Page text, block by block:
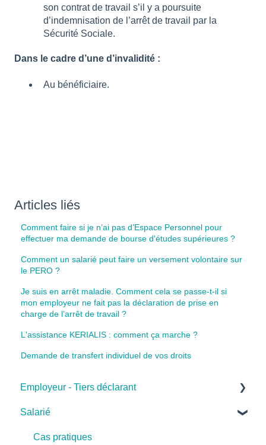
son contrat de travail s’il y a poursuite
d’indemnisation de l’arrêt de travail par la
Sécurité Sociale.
Dans le cadre d’une d’invalidité :
Au bénéficiaire.
Articles liés
Comment faire si je n’ai pas d’Espace Personnel pour
effectuer ma demande de bourse d'études supérieures ?
Comment un salarié peut faire un versement volontaire sur
le PERO ?
Je suis en arrêt maladie. Comment cela se passe-t-il si
mon employeur ne fait pas la déclaration de prise en
charge de l’arrêt de travail ?
L'assistance KERIALIS : comment ça marche ?
Demande de transfert individuel de vos droits
Employeur - Tiers déclarant
Cas pratiques
Base de connaissances
Salarié
Cas pratiques